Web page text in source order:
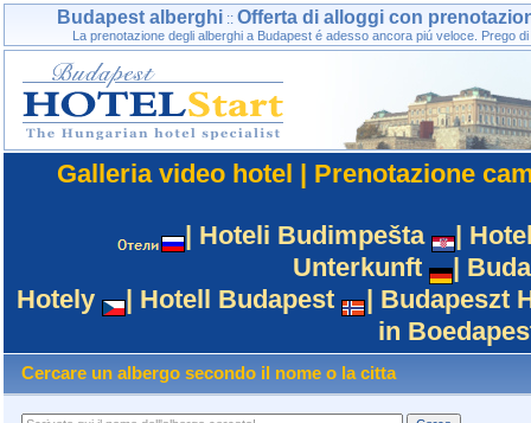
Budapest alberghi :: Offerta di alloggi con
La prenotazione degli alberghi a Budapest é adesso ancora piú veloce. Prego
Galleria video hotel | Prenotazione
| Hoteli Budimpešta |
Unterkunft
|
Hotely
| Hotell Budapest | Budapeszt
in
Cercare un albergo secondo il nome o la citta